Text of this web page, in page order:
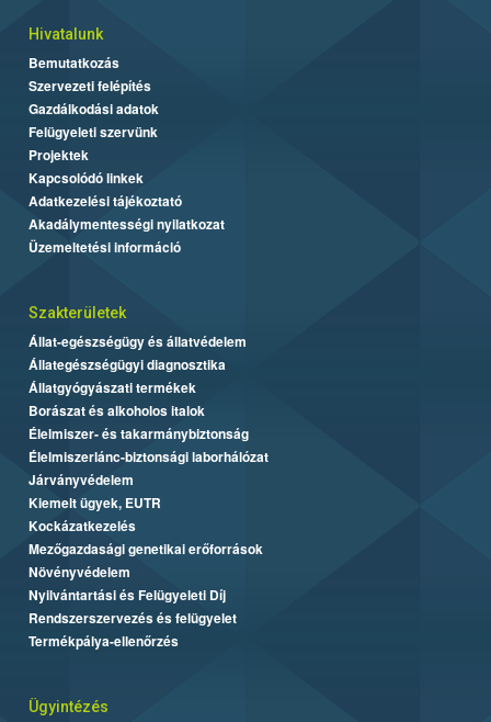
Hivatalunk
Bemutatkozás
Szervezeti felépítés
Gazdálkodási adatok
Felügyeleti szervünk
Projektek
Kapcsolódó linkek
Adatkezelési tájékoztató
Akadálymentességi nyilatkozat
Üzemeltetési információ
Szakterületek
Állat-egészségügy és állatvédelem
Állategészségügyi diagnosztika
Állatgyógyászati termékek
Borászat és alkoholos italok
Élelmiszer- és takarmánybiztonság
Élelmiszerlánc-biztonsági laborhálózat
Járványvédelem
Kiemelt ügyek, EUTR
Kockázatkezelés
Mezőgazdasági genetikai erőforrások
Növényvédelem
Nyilvántartási és Felügyeleti Díj
Rendszerszervezés és felügyelet
Termékpálya-ellenőrzés
Ügyintézés